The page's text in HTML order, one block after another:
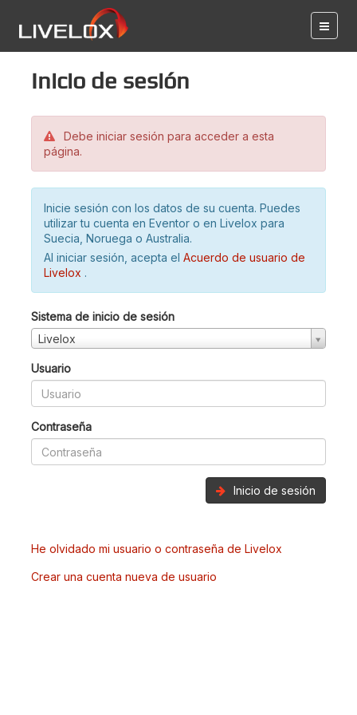
Inicio de sesión
Debe iniciar sesión para acceder a esta
página.
Inicie sesión con los datos de su cuenta. Puedes
utilizar tu cuenta en Eventor o en Livelox para
Suecia, Noruega o Australia.
Al iniciar sesión, acepta el Acuerdo de usuario de
Livelox .
Sistema de inicio de sesión
Livelox
Usuario
Contraseña
Inicio de sesión
He olvidado mi usuario o contraseña de Livelox
Crear una cuenta nueva de usuario